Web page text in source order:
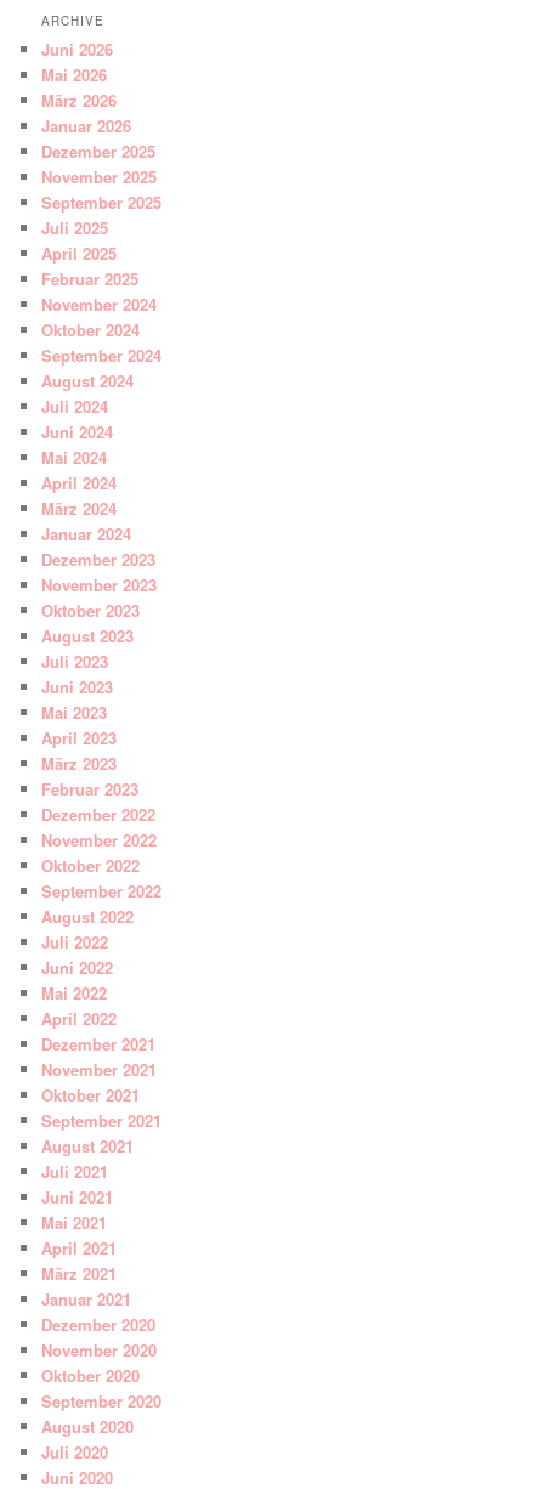
ARCHIVE
Juni 2026
Mai 2026
März 2026
Januar 2026
Dezember 2025
November 2025
September 2025
Juli 2025
April 2025
Februar 2025
November 2024
Oktober 2024
September 2024
August 2024
Juli 2024
Juni 2024
Mai 2024
April 2024
März 2024
Januar 2024
Dezember 2023
November 2023
Oktober 2023
August 2023
Juli 2023
Juni 2023
Mai 2023
April 2023
März 2023
Februar 2023
Dezember 2022
November 2022
Oktober 2022
September 2022
August 2022
Juli 2022
Juni 2022
Mai 2022
April 2022
Dezember 2021
November 2021
Oktober 2021
September 2021
August 2021
Juli 2021
Juni 2021
Mai 2021
April 2021
März 2021
Januar 2021
Dezember 2020
November 2020
Oktober 2020
September 2020
August 2020
Juli 2020
Juni 2020